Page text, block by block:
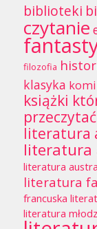
biblioteki
czytanie
filozofia
klasyka
książki
przeczytać
literatura
literatura
literatura
literatura
francuska
literatura